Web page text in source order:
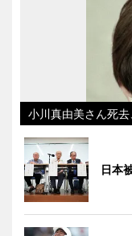
小川真由美さん死
日本